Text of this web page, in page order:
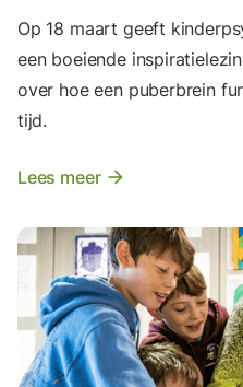
Op 18 maart geeft
een boeiende
over hoe een puberbrein
tijd.
Lees meer arrow_forward